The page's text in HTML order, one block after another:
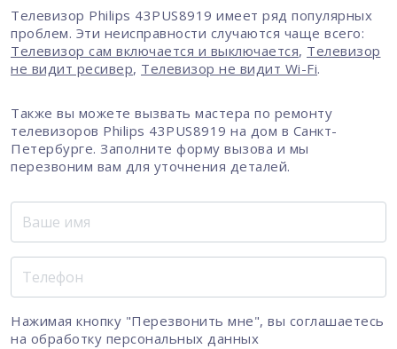
Телевизор Philips 43PUS8919 имеет ряд популярных
проблем. Эти неисправности случаются чаще всего:
Телевизор сам включается и выключается, Телевизор
не видит ресивер, Телевизор не видит Wi-Fi.
Также вы можете вызвать мастера по ремонту
телевизоров Philips 43PUS8919 на дом в Санкт-
Петербурге. Заполните форму вызова и мы
перезвоним вам для уточнения деталей.
Нажимая кнопку "Перезвонить мне", вы соглашаетесь
на обработку персональных данных